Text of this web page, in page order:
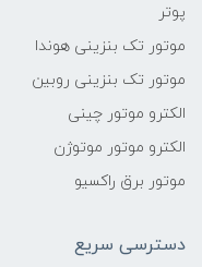
پوتر
موتور تک بنزینی هوندا
موتور تک بنزینی روبین
الکترو موتور چینی
الکترو موتور موتوژن
موتور برق راکسیو
دسترسی سریع